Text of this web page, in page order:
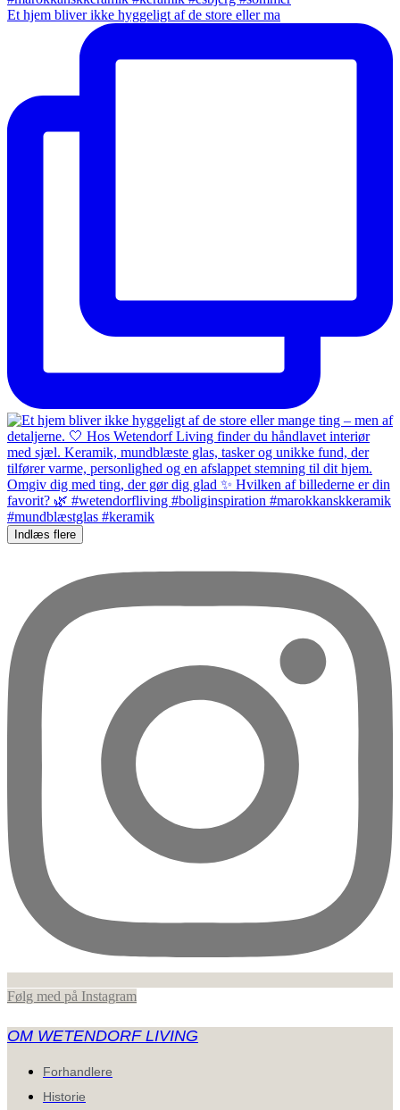
Et hjem bliver ikke hyggeligt af de store eller ma
Indlæs flere
Følg med på Instagram
OM WETENDORF LIVING
Forhandlere
Historie